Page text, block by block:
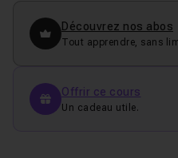
Découvrez nos abos
Tout apprendre, sans
Offrir ce cours
Un cadeau utile.